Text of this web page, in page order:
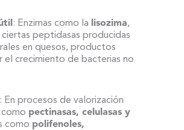
: Enzimas como la lisozima,
peptidasas producidas
en quesos, productos
el crecimiento de bacterias no
En procesos de valorización
pectinasas, celulasas y
como polifenoles,